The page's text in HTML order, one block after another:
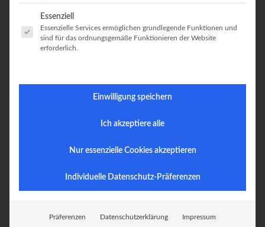
KROHANSON
YOU MIGHT ALSO LIKE
Es folgt eine Liste der Service-Gruppen, für die eine Einwilligung erteilt
Essenziell
Essenzielle Services ermöglichen grundlegende Funktionen und
sind für das ordnungsgemäße Funktionieren der Website
erforderlich.
Einwilligung speichern
Ich akzeptiere alle
Nur essenzielle Cookies akzeptieren
Individuelle Datenschutz-Präferenzen
Präferenzen Datenschutzerklärung Impressum